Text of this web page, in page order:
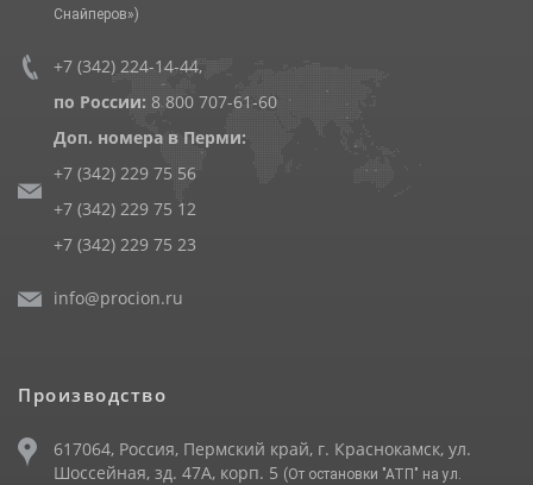
Снайперов»)
+7 (342) 224-14-44,
по России: 8 800 707-61-60
Доп. номера в Перми:
+7 (342) 229 75 56
+7 (342) 229 75 12
+7 (342) 229 75 23
info@procion.ru
Производство
617064, Россия, Пермский край, г. Краснокамск, ул.
Шоссейная, зд. 47А, корп. 5 (От остановки "АТП" на ул.